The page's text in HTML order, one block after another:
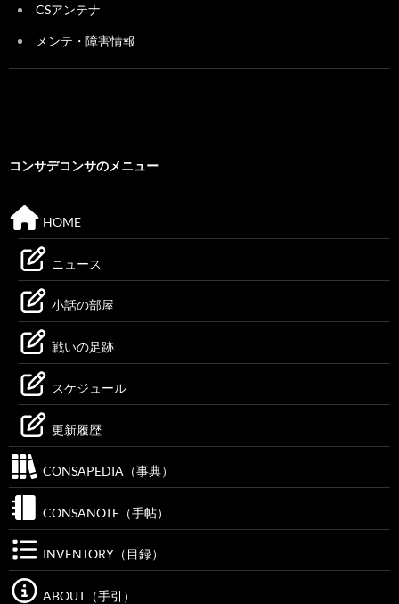
CSアンテナ
メンテ・障害情報
コンサデコンサのメニュー
HOME
ニュース
小話の部屋
戦いの足跡
スケジュール
更新履歴
CONSAPEDIA（事典）
CONSANOTE（手帖）
INVENTORY（目録）
ABOUT（手引）